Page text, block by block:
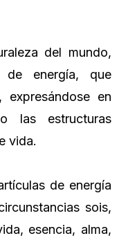
del mundo,
de energía, que
expresándose en
las estructuras
vida.
de energía
sois,
esencia, alma,